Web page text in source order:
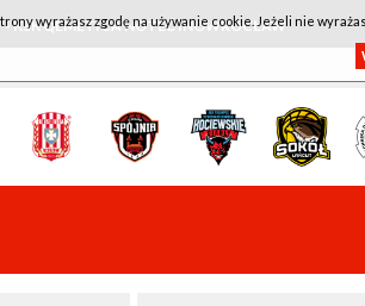
KSK QEMETICA NOTEĆ INOWROCŁAW
wyrażasz zgodę na używanie cookie. Jeżeli nie